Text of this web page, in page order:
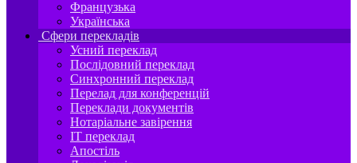
Французька
Українська
Сфери перекладів
Усний переклад
Послідовний переклад
Синхронний переклад
Перелад для конференцій
Переклади документів
Нотаріальне завірення
IT переклад
Апостіль